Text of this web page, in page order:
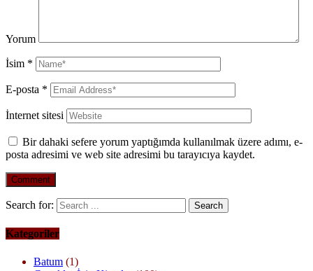
Yorum
İsim *
E-posta *
İnternet sitesi
Bir dahaki sefere yorum yaptığımda kullanılmak üzere adımı, e-
posta adresimi ve web site adresimi bu tarayıcıya kaydet.
Search for:
Kategoriler
Batum (1)